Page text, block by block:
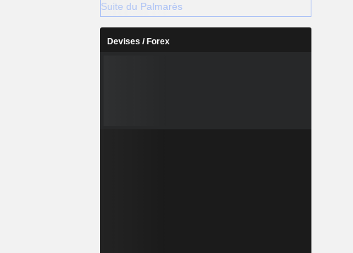
Suite du Palmarès
Devises / Forex